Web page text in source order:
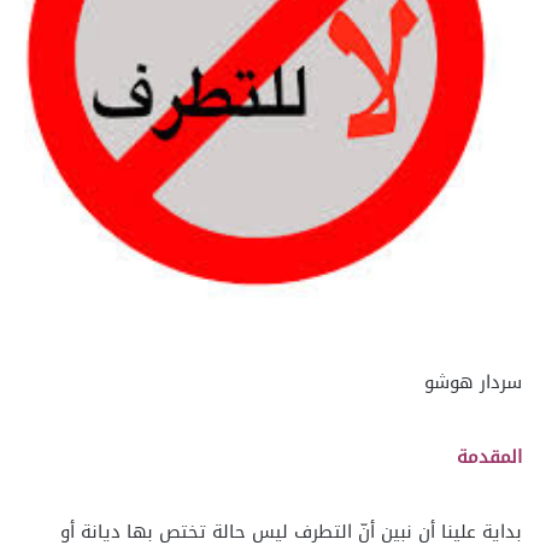
سردار هوشو
المقدمة
بداية علينا أن نبين أنّ التطرف ليس حالة تختص بها ديانة أو